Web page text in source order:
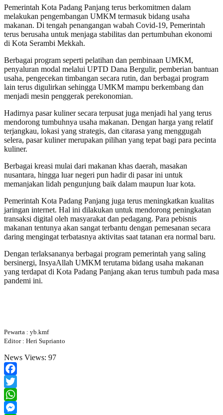
Pemerintah Kota Padang Panjang terus berkomitmen dalam
melakukan pengembangan UMKM termasuk bidang usaha
makanan. Di tengah penangangan wabah Covid-19, Pemerintah
terus berusaha untuk menjaga stabilitas dan pertumbuhan ekonomi
di Kota Serambi Mekkah.
Berbagai program seperti pelatihan dan pembinaan UMKM,
penyaluran modal melalui UPTD Dana Bergulir, pemberian bantuan
usaha, pengecekan timbangan secara rutin, dan berbagai program
lain terus digulirkan sehingga UMKM mampu berkembang dan
menjadi mesin penggerak perekonomian.
Hadirnya pasar kuliner secara terpusat juga menjadi hal yang terus
mendorong tumbuhnya usaha makanan. Dengan harga yang relatif
terjangkau, lokasi yang strategis, dan citarasa yang menggugah
selera, pasar kuliner merupakan pilihan yang tepat bagi para pecinta
kuliner.
Berbagai kreasi mulai dari makanan khas daerah, masakan
nusantara, hingga luar negeri pun hadir di pasar ini untuk
memanjakan lidah pengunjung baik dalam maupun luar kota.
Pemerintah Kota Padang Panjang juga terus meningkatkan kualitas
jaringan internet. Hal ini dilakukan untuk mendorong peningkatan
transaksi digital oleh masyarakat dan pedagang. Para pebisnis
makanan tentunya akan sangat terbantu dengan pemesanan secara
daring mengingat terbatasnya aktivitas saat tatanan era normal baru.
Dengan terlaksananya berbagai program pemerintah yang saling
bersinergi, InsyaAllah UMKM terutama bidang usaha makanan
yang terdapat di Kota Padang Panjang akan terus tumbuh pada masa
pandemi ini.
Pewarta : yb.kmf
Editor : Heri Suprianto
News Views: 97
Facebook
Twitter
WhatsApp